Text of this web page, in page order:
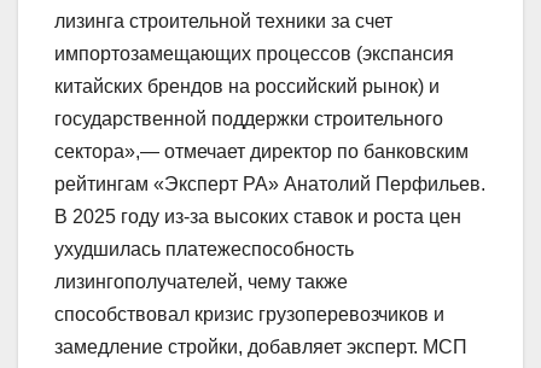
лизинга строительной техники за счет
импортозамещающих процессов (экспансия
китайских брендов на российский рынок) и
государственной поддержки строительного
сектора»,— отмечает директор по банковским
рейтингам «Эксперт РА» Анатолий Перфильев.
В 2025 году из-за высоких ставок и роста цен
ухудшилась платежеспособность
лизингополучателей, чему также
способствовал кризис грузоперевозчиков и
замедление стройки, добавляет эксперт. МСП